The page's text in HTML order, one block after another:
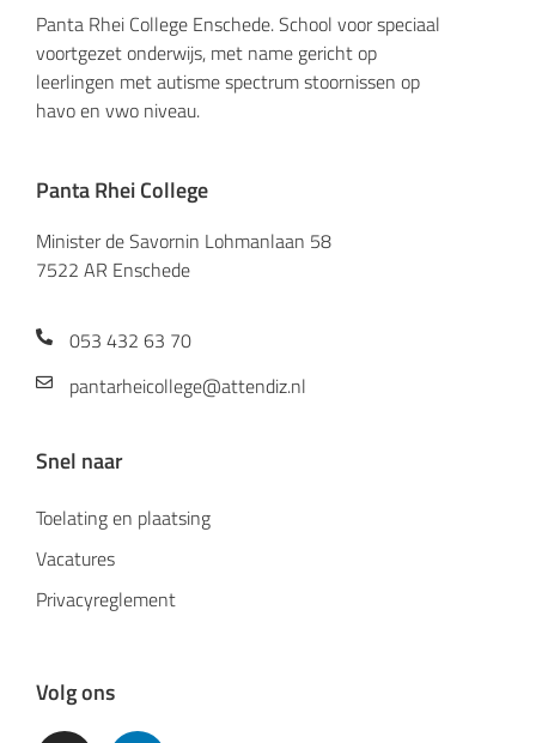
Panta Rhei College Enschede. School voor speciaal
voortgezet onderwijs, met name gericht op
leerlingen met autisme spectrum stoornissen op
havo en vwo niveau.
Panta Rhei College
Minister de Savornin Lohmanlaan 58
7522 AR Enschede
053 432 63 70
pantarheicollege@attendiz.nl
Snel naar
Toelating en plaatsing
Vacatures
Privacyreglement
Volg ons